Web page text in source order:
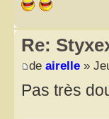
Re:
de airelle »
Pas très